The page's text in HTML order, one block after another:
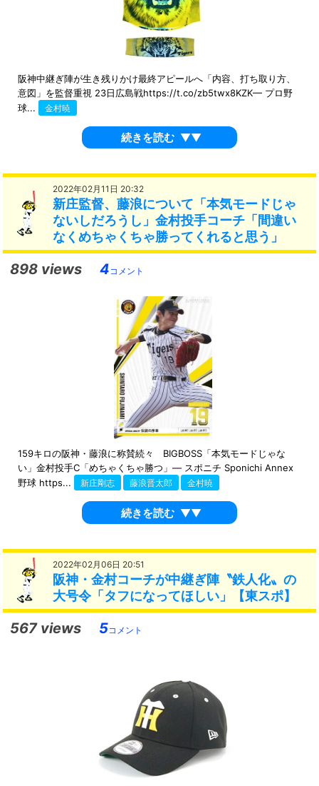
阪神中継ぎ陣が生き残りかけ最終アピールへ「内容、打ち取り方、
意図」を監督重視 23日広島戦https://t.co/zb5twx8KZK— プロ野
球...
金村暁
続きを読む ▼▼
2022年02月11日 20:32
新庄監督、藤浪について「本気モードじゃ
ないしだろうし」金村投手コーチ「間違い
なくめちゃくちゃ勝ってくれると思う」
898 views 4コメント
159キロの阪神・藤浪に称賛続々 BIGBOSS「本気モードじゃな
い」金村投手C「めちゃくちゃ勝つ」― スポニチ Sponichi Annex
野球 https...
新庄剛志 藤浪晋太郎 金村暁
続きを読む ▼▼
2022年02月06日 20:51
阪神・金村コーチが中継ぎ陣〝鉄人化〟の
大号令「タフになってほしい」【東スポ】
567 views 5コメント